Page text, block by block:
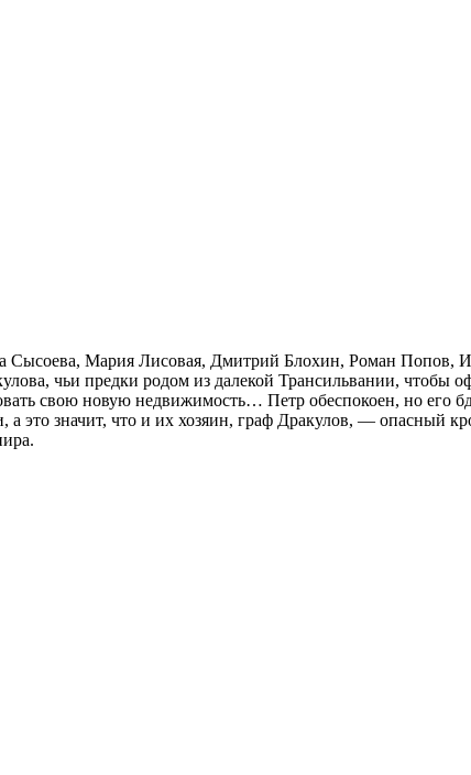
Сысоева, Мария Лисовая, Дмитрий Блохин, Роман Попов,
чьи предки родом из далекой Трансильвании, чтобы
свою новую недвижимость… Петр обеспокоен, но его
это значит, что и их хозяин, граф Дракулов, — опасный